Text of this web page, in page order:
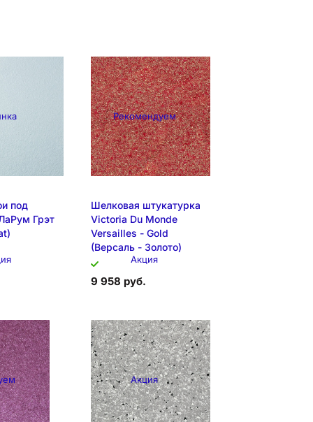
под
Грэт
Рекомендуем
Акция
Образец на экспозиции
Шелковая штукатурка
Victoria Du Monde
Versailles - Gold
(Версаль - Золото)
9 958 руб.
Акция